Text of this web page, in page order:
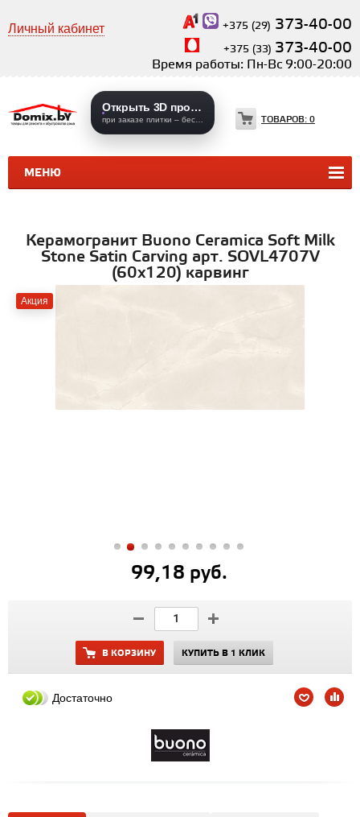
Личный кабинет +375 (29) 373-40-00
+375 (33) 373-40-00
Время работы: Пн-Вс 9:00-20:00
МЕНЮ
Открыть 3D проекты
ТОВАРОВ: 0
КЕРАМИЧЕСКАЯ ПЛИТКА
Керамогранит Buono Ceramica Soft Milk
Stone Satin Carving арт. SOVL4707V
(60x120) карвинг
Акция
99,18 руб.
В КОРЗИНУ КУПИТЬ В 1 КЛИК
Достаточно